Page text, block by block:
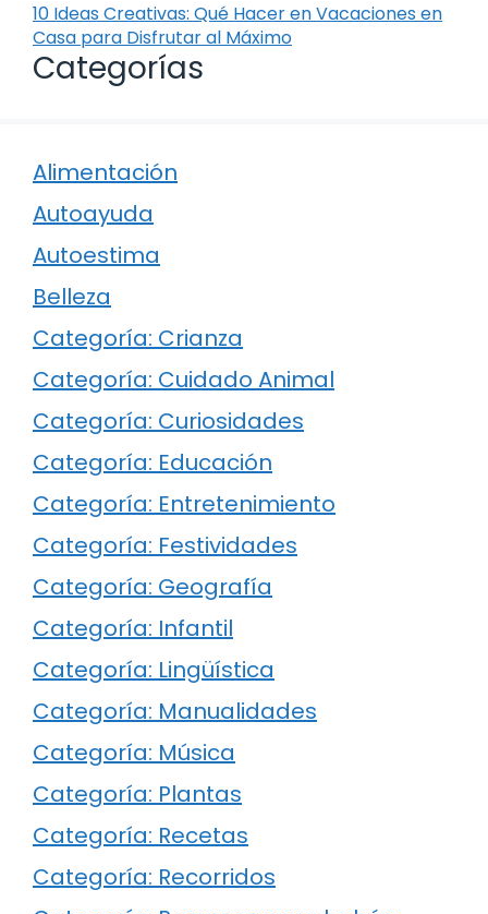
10 Ideas Creativas: Qué Hacer en Vacaciones en
Casa para Disfrutar al Máximo
Categorías
Alimentación
Autoayuda
Autoestima
Belleza
Categoría: Crianza
Categoría: Cuidado Animal
Categoría: Curiosidades
Categoría: Educación
Categoría: Entretenimiento
Categoría: Festividades
Categoría: Geografía
Categoría: Infantil
Categoría: Lingüística
Categoría: Manualidades
Categoría: Música
Categoría: Plantas
Categoría: Recetas
Categoría: Recorridos